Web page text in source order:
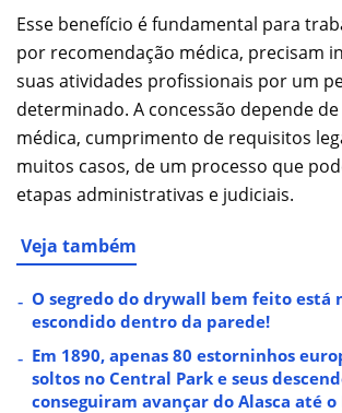
Esse benefício é fundamental para
por recomendação médica, precisam
suas atividades profissionais por um
determinado. A concessão depende de
médica, cumprimento de requisitos
muitos casos, de um processo que
etapas administrativas e judiciais.
Veja também
O segredo do drywall bem feito está
escondido dentro da parede!
Em 1890, apenas 80 estorninhos
soltos no Central Park e seus
conseguiram avançar do Alasca até o